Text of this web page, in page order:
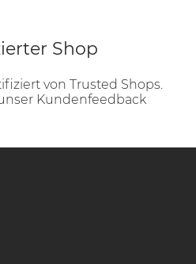
Shop
von Trusted Shops.
Kundenfeedback